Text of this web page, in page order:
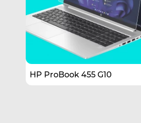
HP ProBook 455 G10